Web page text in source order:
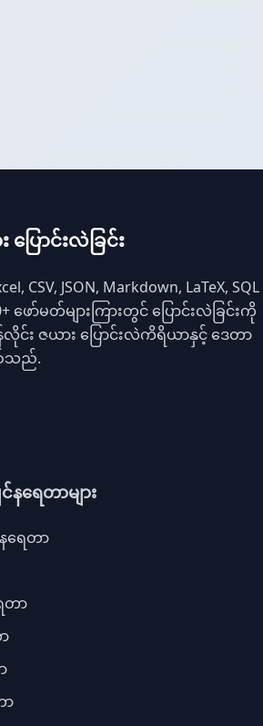
ြောင်းလဲခြင်း
CSV, JSON, Markdown, LaTeX, SQL
ဖော်မတ်များကြားတွင် ပြောင်းလဲခြင်းကို
င်း ဇယား ပြောင်းလဲကိရိယာနှင့် ဒေတာ
စ်သည်.
ရေတာများ
ရေတာ
တာ
ာ